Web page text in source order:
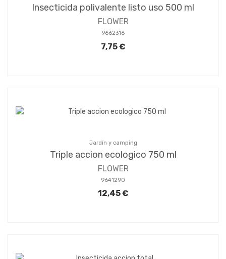
Insecticida polivalente listo uso 500 ml
FLOWER
9662316
7,75 €
Jardín y camping
Triple accion ecologico 750 ml
FLOWER
9641290
12,45 €